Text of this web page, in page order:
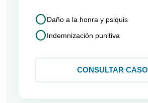
circleDaño a la honra y psiquis
circleIndemnización punitiva
CONSULTAR CASO